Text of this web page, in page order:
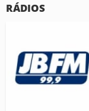
RÁDIOS